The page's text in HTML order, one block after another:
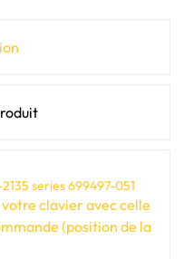
series 699497-051
clavier avec celle
(position de la